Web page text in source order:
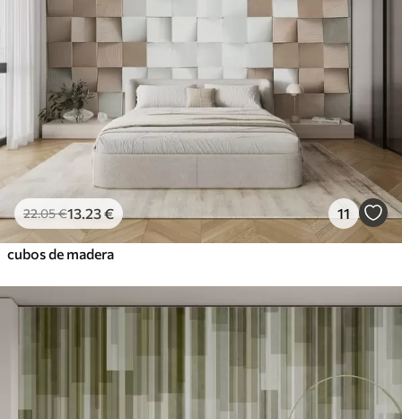
22.05€13 .23€ 11
cubos de madera